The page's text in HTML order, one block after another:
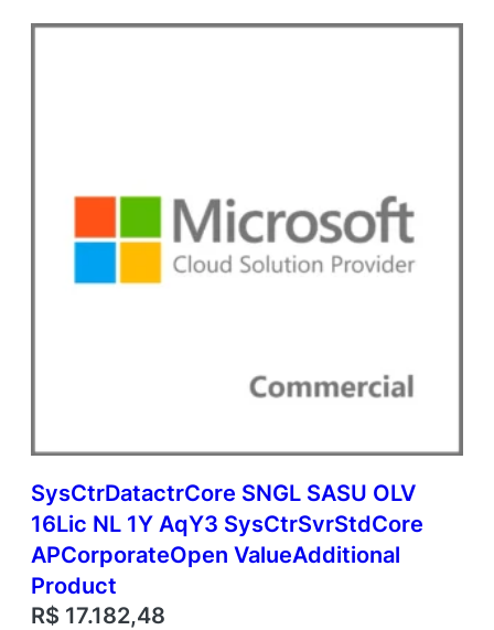
SysCtrDatactrCore SNGL SASU OLV
16Lic NL 1Y AqY3 SysCtrSvrStdCore
APCorporateOpen ValueAdditional
Product
R$ 17.182,48